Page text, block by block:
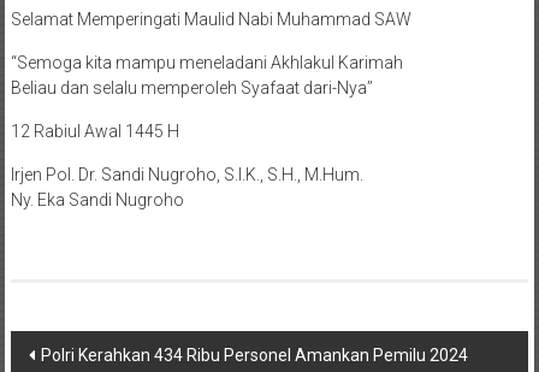
Selamat Memperingati Maulid Nabi Muhammad SAW
“Semoga kita mampu meneladani Akhlakul Karimah
Beliau dan selalu memperoleh Syafaat dari-Nya’’
12 Rabiul Awal 1445 H
Irjen Pol. Dr. Sandi Nugroho, S.I.K., S.H., M.Hum.
Ny. Eka Sandi Nugroho
Navigasi
Polri Kerahkan 434 Ribu Personel Amankan Pemilu 2024